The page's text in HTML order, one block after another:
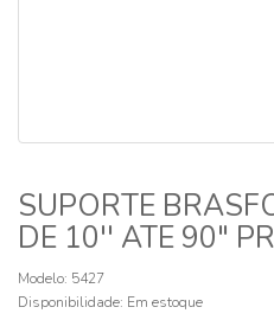
SUPORTE
DE 10'' ATE 90"
Modelo: 5427
Disponibilidade: Em estoque